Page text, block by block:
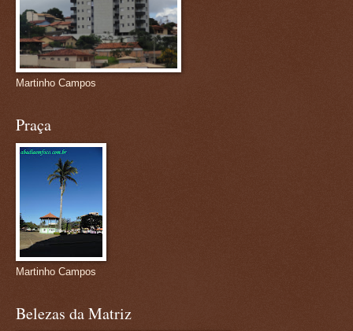
Martinho Campos
Praça
Martinho Campos
Belezas da Matriz